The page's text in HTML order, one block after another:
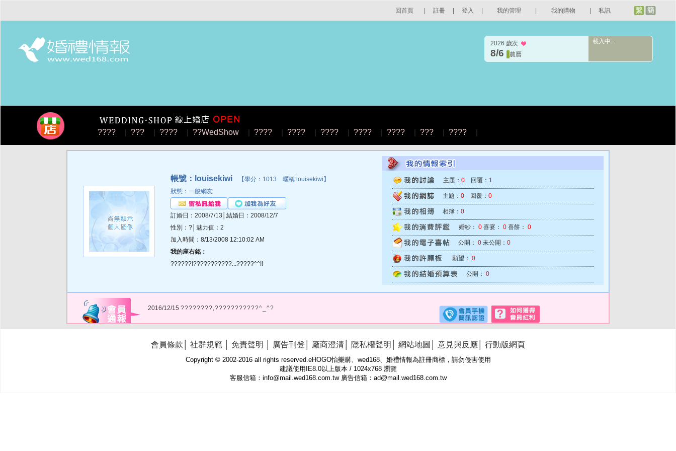
回首頁 註冊 登入 我的管理 我的購物 私訊
2026 歲次
8/6 農曆
載入中...
???? | ??? | ???? | ??WedShow | ???? | ???? | ???? | ???? | ???? | ??? | ???? |
帳號：louisekiwi 【學分：1013 暱稱:louisekiwi】
狀態：一般網友
訂婚日：2008/7/13│結婚日：2008/12/7
性別：?│魅力值：2
加入時間：8/13/2008 12:10:02 AM
我的座右銘：
??????!???????????...?????^^!!
主題： 0 回覆： 1
主題： 0 回覆： 0
相簿： 0
婚紗： 0 喜宴： 0 喜餅： 0
公開： 0 未公開： 0
願望： 0
公開： 0
2016/12/15 ????????,???????????^_^?
會員條款 社群規範 免責聲明 廣告刊登 廠商澄清 隱私權聲明 網站地圖 意見與反應 行動版網頁
Copyright © 2002-2016 all rights reserved.eHOGO怡樂購、wed168、婚禮情報為註冊商標，請勿侵害使用
建議使用IE8.0以上版本 / 1024x768 瀏覽
客服信箱：info@mail.wed168.com.tw 廣告信箱：ad@mail.wed168.com.tw